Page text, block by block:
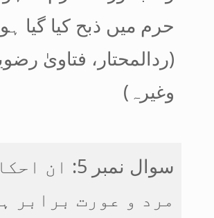
حرم میں ذبح کیا گیا
(ردالمحتار، فتاویٰ
وغیرہ)
سوال نمبر 5:
مرد و عورت برابر